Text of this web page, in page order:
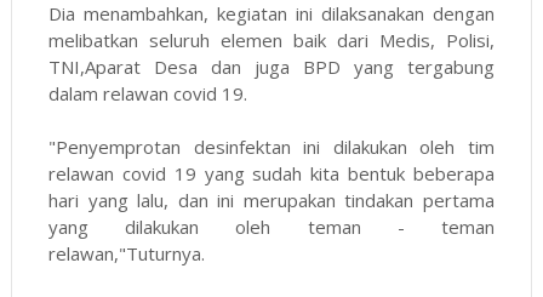
Dia menambahkan, kegiatan ini dilaksanakan dengan
melibatkan seluruh elemen baik dari Medis, Polisi,
TNI,Aparat Desa dan juga BPD yang tergabung
dalam relawan covid 19.
"Penyemprotan desinfektan ini dilakukan oleh tim
relawan covid 19 yang sudah kita bentuk beberapa
hari yang lalu, dan ini merupakan tindakan pertama
yang dilakukan oleh teman - teman
relawan,"Tuturnya.